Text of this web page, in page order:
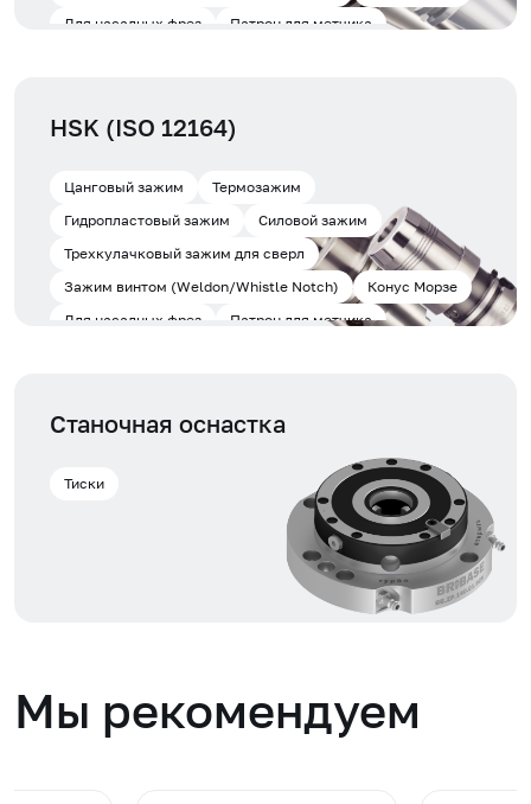
Для насадных фрез
Патрон для метчика
HSK (ISO 12164)
Цанговый зажим
Термозажим
Гидропластовый зажим
Силовой зажим
Трехкулачковый зажим для сверл
Зажим винтом (Weldon/Whistle Notch)
Конус Морзе
Для насадных фрез
Патрон для метчика
Станочная оснастка
Тиски
Мы рекомендуем